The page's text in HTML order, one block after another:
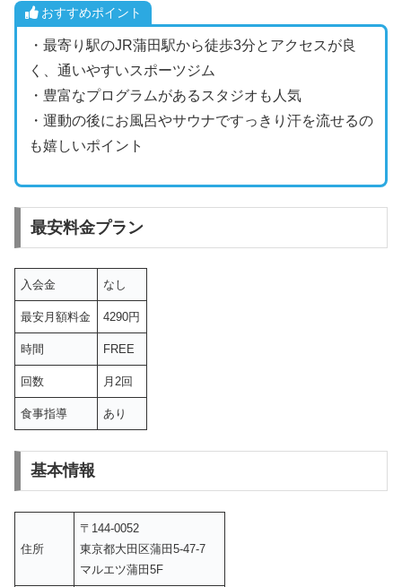
おすすめポイント
・最寄り駅のJR蒲田駅から徒歩3分とアクセスが良
く、通いやすいスポーツジム
・豊富なプログラムがあるスタジオも人気
・運動の後にお風呂やサウナですっきり汗を流せるの
も嬉しいポイント
最安料金プラン
入会金 なし
最安月額料金 4290円
時間 FREE
回数 月2回
食事指導 あり
基本情報
住所
〒144-0052
東京都大田区蒲田5-47-7
マルエツ蒲田5F